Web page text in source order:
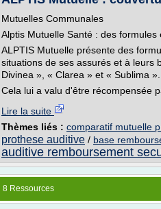
Mutuelles Communales
Alptis Mutuelle Santé : des
ALPTIS Mutuelle présente des
situations de ses assurés et à leurs
Divinea », « Clarea » et « Sublima ».
Cela lui a valu d'être récompensée
Lire la suite
Thèmes liés : comparatif mutuelle
prothese auditive / base
auditive remboursement
8 Ressources